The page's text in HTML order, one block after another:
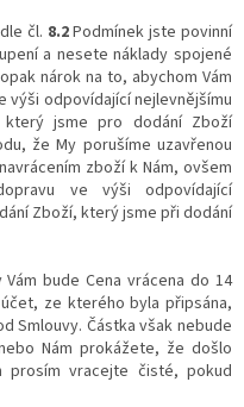
čl. 8.2Podmínek jste povinní
a nesete náklady spojené
nárok na to, abychom Vám
výši odpovídající nejlevnějšímu
který jsme pro dodání Zboží
že My porušíme uzavřenou
zboží k Nám, ovšem
ve výši odpovídající
Zboží, který jsme při dodání
bude Cena vrácena do 14
ze kterého byla připsána,
Smlouvy. Částka však nebude
Nám prokážete, že došlo
prosím vracejte čisté, pokud